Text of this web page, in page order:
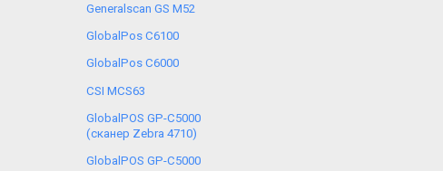
Generalscan GS M52
GlobalPos C6100
GlobalPos C6000
CSI MCS63
GlobalPOS GP-C5000
(сканер Zebra 4710)
GlobalPOS GP-C5000